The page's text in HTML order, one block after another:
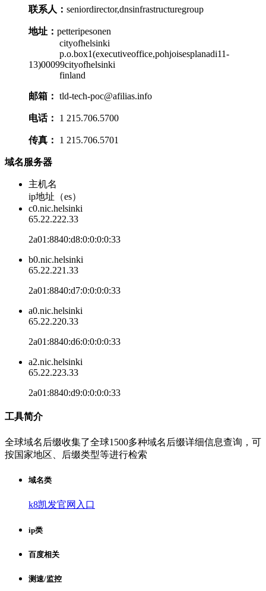
联系人： seniordirector,dnsinfrastructuregroup
地址： petteripesonen
cityofhelsinki
p.o.box1(executiveoffice,pohjoisesplanadi11-
13)00099cityofhelsinki
finland
邮箱： tld-tech-poc@afilias.info
电话： 1 215.706.5700
传真： 1 215.706.5701
域名服务器
主机名
ip地址（es）
c0.nic.helsinki
65.22.222.33
2a01:8840:d8:0:0:0:0:33
b0.nic.helsinki
65.22.221.33
2a01:8840:d7:0:0:0:0:33
a0.nic.helsinki
65.22.220.33
2a01:8840:d6:0:0:0:0:33
a2.nic.helsinki
65.22.223.33
2a01:8840:d9:0:0:0:0:33
工具简介
全球域名后缀收集了全球1500多种域名后缀详细信息查询，可
按国家地区、后缀类型等进行检索
域名类
k8凯发官网入口
ip类
百度相关
测速/监控